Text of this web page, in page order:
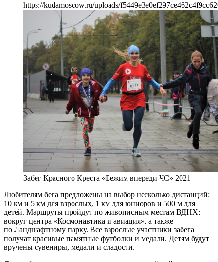
https://kudamoscow.ru/uploads/
Забег Красного Креста «Бежим впереди ЧС» 2021
Любителям бега предложены на выбор несколько дистанций:
10 км и 5 км для взрослых, 1 км для юниоров и 500 м для
детей. Маршруты пройдут по живописным местам ВДНХ:
вокруг центра «Космонавтика и авиация», а также
по Ландшафтному парку. Все взрослые участники забега
получат красивые памятные футболки и медали. Детям будут
вручены сувениры, медали и сладости.